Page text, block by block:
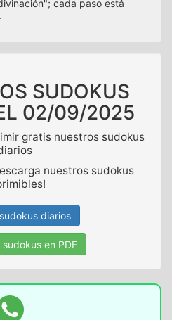
cada paso está
SUDOKUS
02/09/2025
gratis nuestros sudokus
nuestros sudokus
diarios
en PDF